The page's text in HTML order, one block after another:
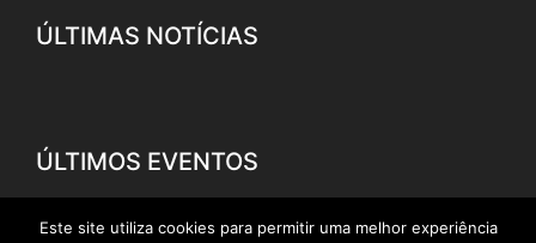
ÚLTIMAS NOTÍCIAS
ÚLTIMOS EVENTOS
Este site utiliza cookies para permitir uma melhor experiência